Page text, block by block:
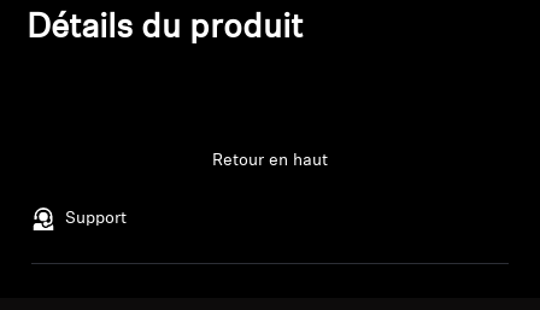
Barres de son et Subs AMBEO
Détails du produit
Support
Retour en haut